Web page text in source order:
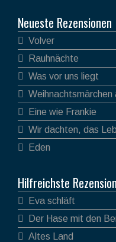
Neueste Rezensionen
Volver
Rauhnächte
Was vor uns liegt
Weihnachtsmärchen
Eine wie Frankie
Wir dachten, das
Eden
Hilfreichste
Eva schläft
Der Hase mit den
Altes Land